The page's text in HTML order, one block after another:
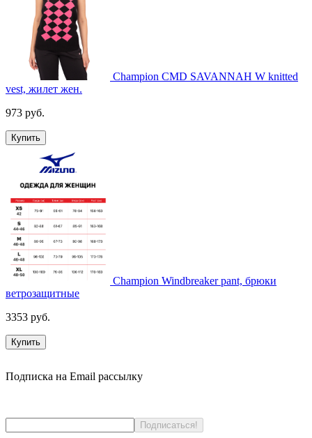
Champion CMD SAVANNAH W knitted
vest, жилет жен.
973 руб.
Купить
Champion Windbreaker pant, брюки
ветрозащитные
3353 руб.
Купить
Подписка на Email рассылку